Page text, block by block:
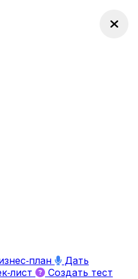
Дать
Создать тест